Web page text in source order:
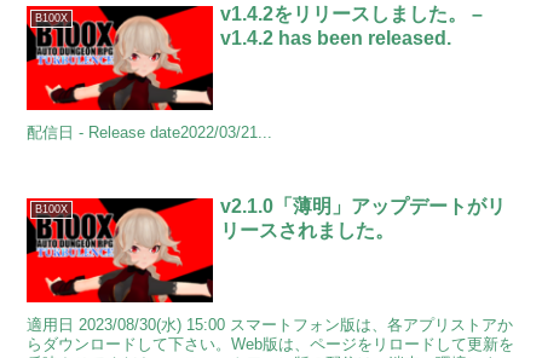
B100X
v1.4.2をリリースしました。 –
v1.4.2 has been released.
配信日 - Release date2022/03/21...
B100X
v2.1.0「薄明」アップデートがリ
リースされました。
適用日 2023/08/30(水) 15:00 スマートフォン版は、各アプリストアか
らダウンロードして下さい。Web版は、ページをリロードして更新を